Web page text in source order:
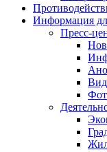
Информация
Пресс-